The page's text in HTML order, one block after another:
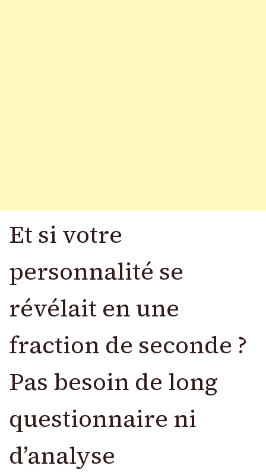
Et si votre
personnalité se
révélait en une
fraction de seconde ?
Pas besoin de long
questionnaire ni
d’analyse